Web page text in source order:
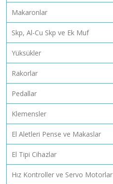
Makaronlar
Skp, Al-Cu Skp ve Ek Muf
Yüksükler
Rakorlar
Pedallar
Klemensler
El Aletleri Pense ve Makaslar
El Tipi Cihazlar
Hız Kontroller ve Servo Motorlar